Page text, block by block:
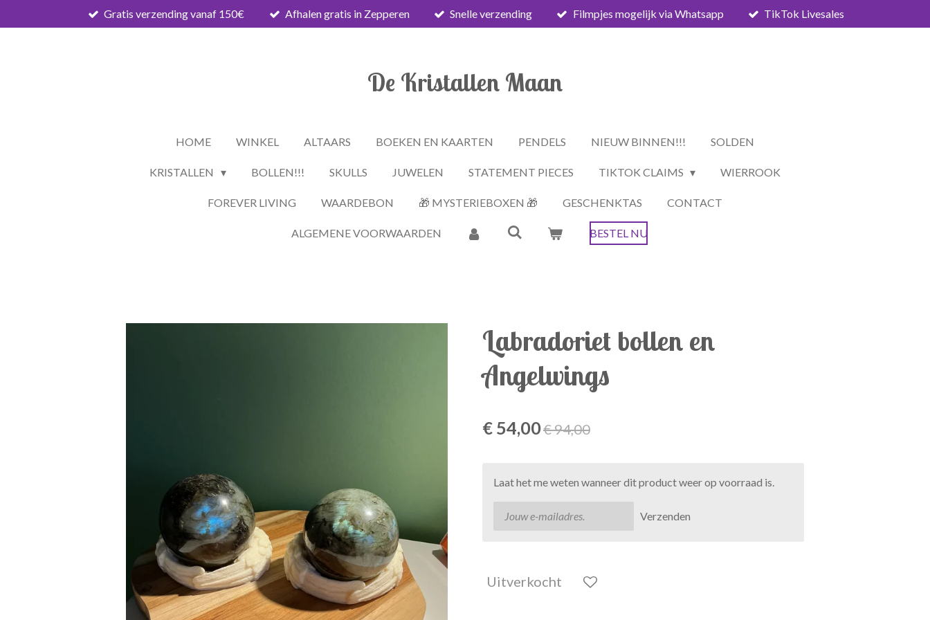
direct
Gratis verzending vanaf 150€ Afhalen gratis in Zepperen Snelle verzending Filmpjes mogelijk via Whatsapp TikTok Livesales
De Kristallen Maan
HOME WINKEL ALTAARS BOEKEN EN KAARTEN PENDELS NIEUW BINNEN!!! SOLDEN
KRISTALLEN BOLLEN!!! SKULLS JUWELEN STATEMENT PIECES TIKTOK CLAIMS WIERROOK
FOREVER LIVING WAARDEBON 🎁 MYSTERIEBOXEN 🎁 GESCHENKTAS CONTACT
ALGEMENE VOORWAARDEN BESTEL NU
Labradoriet bollen en
Angelwings
€ 54,00€ 94,00
Laat het me weten wanneer dit product weer op voorraad is.
Verzenden
Uitverkocht